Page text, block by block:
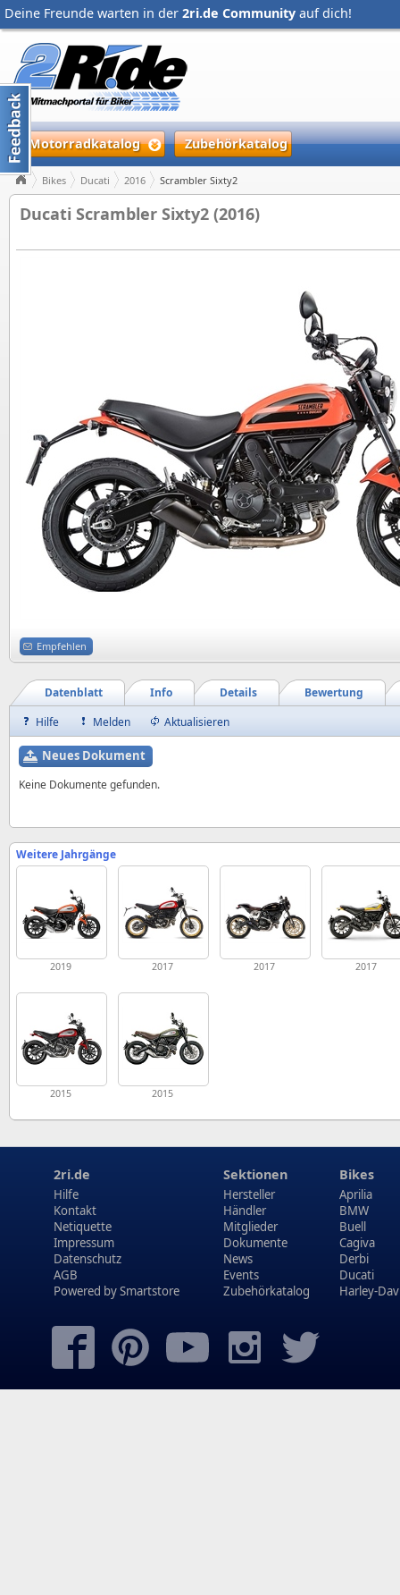
Deine Freunde warten in der 2ri.de Community auf dich!
Motorradkatalog Zubehörkatalog
Bikes Ducati 2016 Scrambler Sixty2
Ducati Scrambler Sixty2 (2016)
Empfehlen
Bewertung
Details
Info
Datenblatt
Hilfe
Melden Aktualisieren
Neues Dokument
Keine Dokumente gefunden.
Weitere Jahrgänge
2019 2017 2017 2017
2015 2015
2ri.de
Hilfe
Kontakt
Netiquette
Impressum
Datenschutz
AGB
Powered bySmartstore
Sektionen
Hersteller
Händler
Mitglieder
Dokumente
News
Events
Zubehörkatalog
Bikes
Aprilia
BMW
Buell
Cagiva
Derbi
Ducati
Harley-